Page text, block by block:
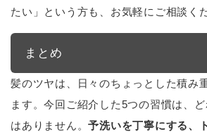
たい」という方も、お気軽にご相談く
まとめ
髪のツヤは、日々のちょっとした積み
ます。今回ご紹介した5つの習慣は、
はありません。予洗いを丁寧にする、